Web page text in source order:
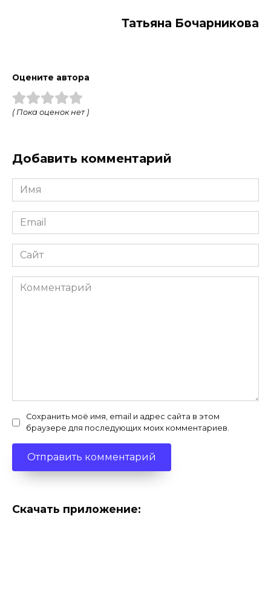
Тать­яна Бо­чар­ни­кова
Оцените автора
( Пока оценок нет )
Добавить комментарий
Имя
*
Email
*
Сайт
Комментарий
Сохранить моё имя, email и адрес сайта в этом
браузере для последующих моих комментариев.
Скачать приложение: